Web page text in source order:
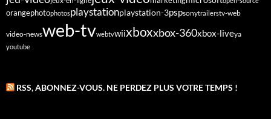
orangephotophotosplaystationplaystation-3pspsonytrailerstv-web
video-newsweb-tvwebtvwiixboxxbox-360xbox-liveya
youtube
RSS, ABONNEZ-VOUS. NE PERDEZ PLUS VOTRE TEMPS !